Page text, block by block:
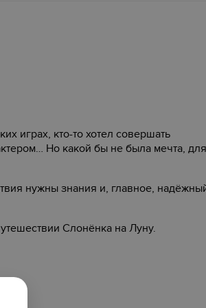
играх, кто-то хотел совершать
Но какой бы не была мечта,
нужны знания и, главное,
Слонёнка на Луну.